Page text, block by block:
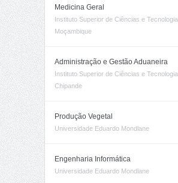
Medicina Geral
Instituto Superior de Ciências e
Moçambique
Administração e Gestão Aduaneira
Instituto Superior de Ciências e
Chipande
Produção Vegetal
Universidade Eduardo Mondlane
Engenharia Informática
Universidade Eduardo Mondlane